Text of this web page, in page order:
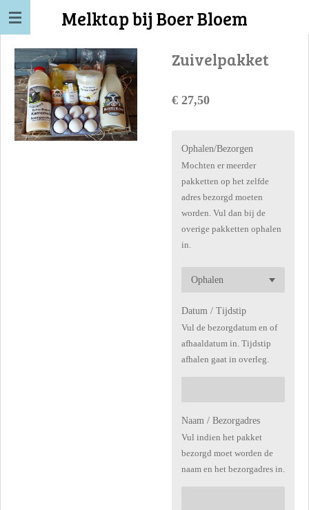
Ga
naar
de
hoofdinhoud
Melktap bij Boer Bloem
Zuivelpakket
€ 27,50
Ophalen/Bezorgen
Mochten er meerder
pakketten op het zelfde
adres bezorgd moeten
worden. Vul dan bij de
overige pakketten ophalen
in.
Datum / Tijdstip
Vul de bezorgdatum en of
afhaaldatum in. Tijdstip
afhalen gaat in overleg.
Naam / Bezorgadres
Vul indien het pakket
bezorgd moet worden de
naam en het bezorgadres in.